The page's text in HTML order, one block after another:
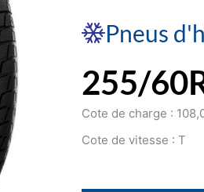
Pneus
255/
Cote de charge :
Cote de vitesse : T